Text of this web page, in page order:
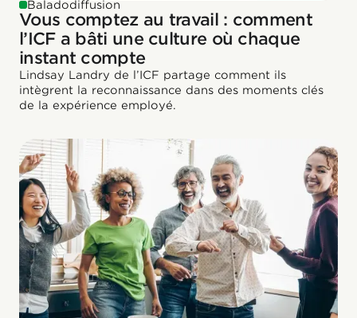
Baladodiffusion
Vous comptez au travail : comment
l’ICF a bâti une culture où chaque
instant compte
Lindsay Landry de l’ICF partage comment ils
intègrent la reconnaissance dans des moments clés
de la expérience employé.